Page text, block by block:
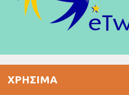
ΧΡΉΣΙΜΑ